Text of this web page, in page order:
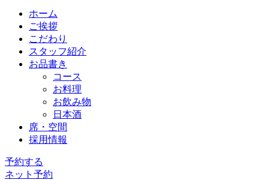
ホーム
ご挨拶
こだわり
スタッフ紹介
お品書き
コース
お料理
お飲み物
日本酒
席・空間
採用情報
予約する
ネット予約